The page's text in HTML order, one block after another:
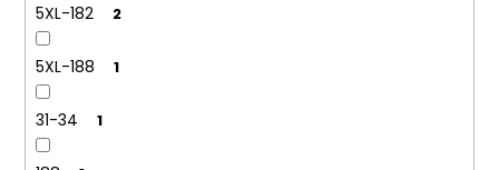
5XL-182 2
5XL-188 1
31-34 1